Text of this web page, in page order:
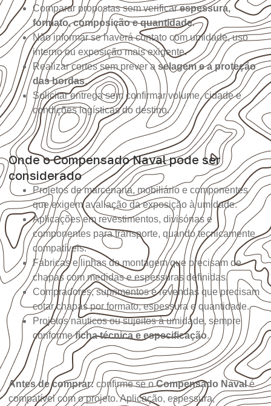
Comparar propostas sem verificarespessura,
formato, composição e quantidade.
Não informar se haverá contato com umidade, uso
interno ou exposição mais exigente.
Realizar cortes sem prever a selagem e a proteção
das bordas.
Solicitar entrega sem confirmar volume, cidade e
condições logísticas do destino.
Onde o Compensado Naval pode ser
considerado
Projetos de marcenaria, mobiliário e componentes
que exigem avaliação da exposição à umidade.
Aplicações em revestimentos, divisórias e
componentes para transporte, quando tecnicamente
compatíveis.
Fábricas e linhas de montagem que precisam de
chapas com medidas e espessuras definidas.
Compradores, suprimentos e revendas que precisam
cotar chapas por formato, espessura e quantidade.
Projetos náuticos ou sujeitos à umidade, sempre
conformeficha técnica e especificação.
Antes de comprar:confirme se oCompensado Navalé
compatível com o projeto. Aplicação, espessura,